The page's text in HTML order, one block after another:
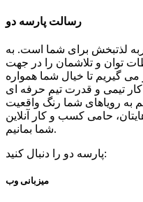
رسالت پارسه دو
لذتبخش برای شما است. به
لحظات توان و تلاشمان را در جهت
می گیریم تا خیال شما همواره
کار تیمی و قدرت تیم حرفه ای
به رویاهای شما رنگ واقعیت
حامی کسب و کار آنلاین
شما بمانیم.
پارسه دو را دنبال کنید:
میزبانی وب